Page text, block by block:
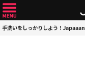
手洗いをしっかりしよう！Japaaan